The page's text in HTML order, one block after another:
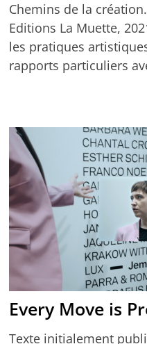
Chemins de la
Editions La Muette,
les pratiques
rapports particuliers
Every Move is
Texte initialement